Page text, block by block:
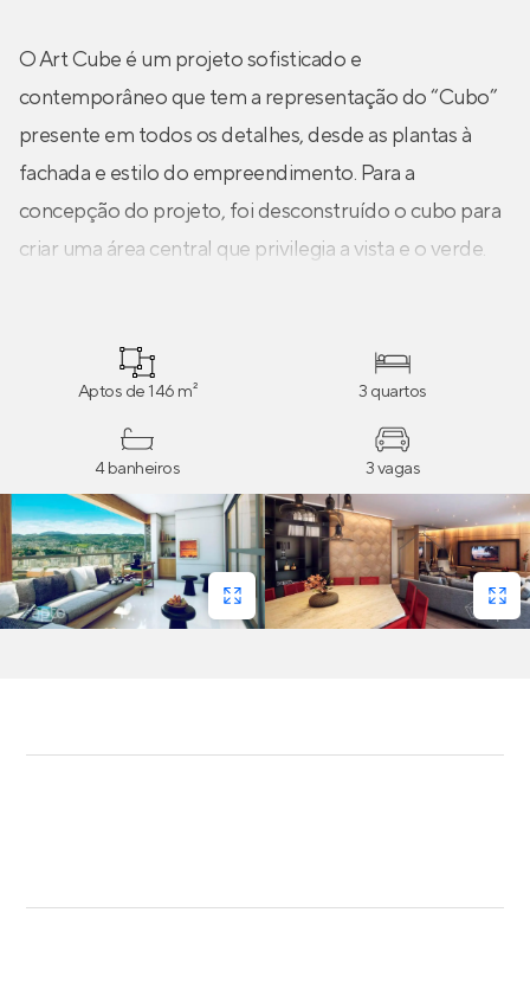
O Art Cube é um projeto sofisticado e
contemporâneo que tem a representação do “Cubo”
presente em todos os detalhes, desde as plantas à
fachada e estilo do empreendimento. Para a
concepção do projeto, foi desconstruído o cubo para
criar uma área central que privilegia a vista e o verde.
Aptos de 146 m² 3 quartos
4 banheiros 3 vagas